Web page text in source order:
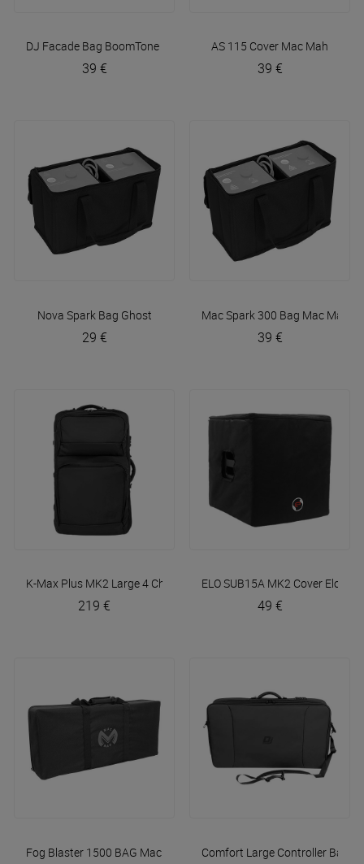
DJ Facade Bag BoomTone DJ
39 €
AS 115 Cover Mac Mah
39 €
Nova Spark Bag Ghost
29 €
Mac Spark 300 Bag Mac Mah
39 €
K-Max Plus MK2 Large 4 Channels DJ Controller Bag DJBAG
219 €
ELO SUB15A MK2 Cover
49 €
Fog Blaster 1500 BAG Mac Mah Comfort Large Controller Bag